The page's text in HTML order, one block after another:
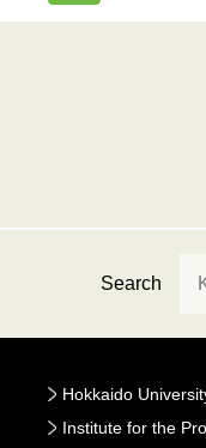
Search
Hokkaido
Institute for the